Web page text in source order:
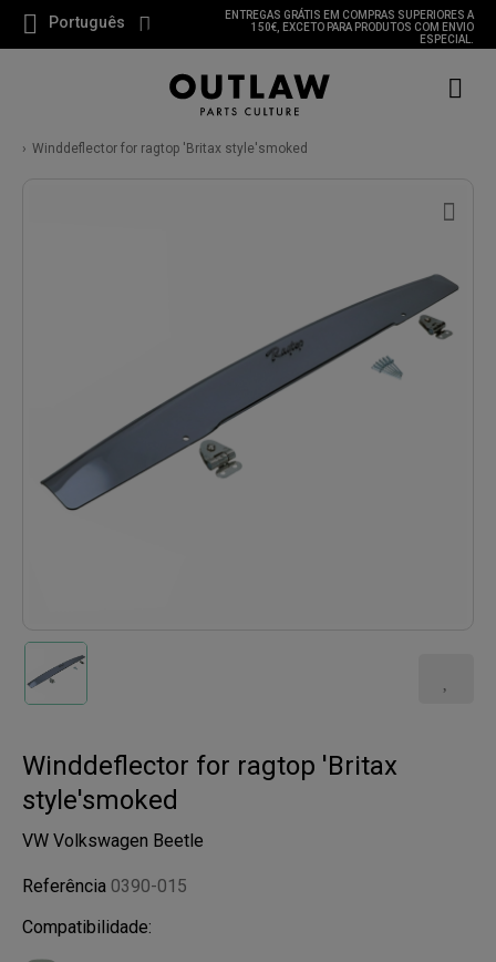
Português
ENTREGAS GRÁTIS EM COMPRAS SUPERIORES A
150€, EXCETO PARA PRODUTOS COM ENVIO
ESPECIAL.
Winddeflector for ragtop 'Britax style'smoked
Winddeflector for ragtop 'Britax
style'smoked
VW Volkswagen Beetle
Referência 0390-015
Compatibilidade: